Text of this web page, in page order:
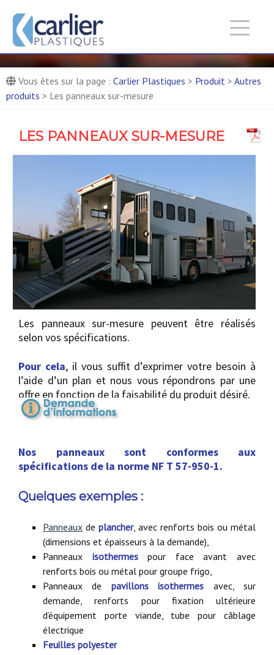
Carlier Plastiques :
Entreprise de production de
pièces composites
Fabricant de panneaux composites
Vous êtes sur la page : Carlier Plastiques > Produit > Autres
produits > Les panneaux sur-mesure
LES PANNEAUX SUR-MESURE
Les panneaux sur-mesure peuvent être réalisés
selon vos spécifications.
Pour cela, il vous suffit d’exprimer votre besoin à
l’aide d’un plan et nous vous répondrons par une
offre en fonction de la faisabilité du produit désiré.
Nos panneaux sont conformes aux
spécifications de la norme NF T 57-950-1.
Quelques exemples :
Panneaux de plancher, avec renforts bois ou métal
(dimensions et épaisseurs à la demande),
Panneaux isothermespour face avant avec
renforts bois ou métal pour groupe frigo,
Panneaux de pavillons isothermes avec, sur
demande, renforts pour fixation ultérieure
d’équipement porte viande, tube pour câblage
électrique
Feuilles polyester